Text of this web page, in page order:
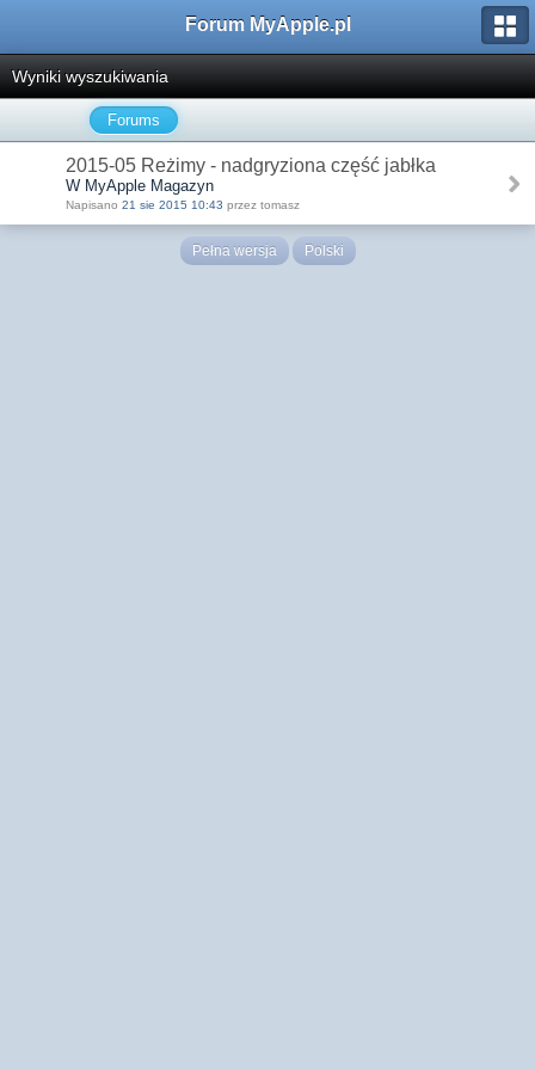
Forum MyApple.pl
Wyniki wyszukiwania
Forums
2015-05 Reżimy - nadgryziona część jabłka
W MyApple Magazyn
Napisano 21 sie 2015 10:43 przez tomasz
Pełna wersja Polski